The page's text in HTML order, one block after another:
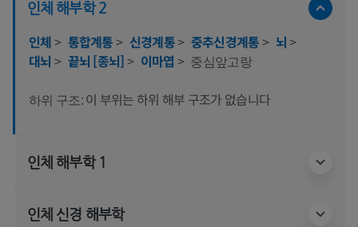
인체 해부학 2
인체> 통합계통> 신경계통> 중추신경계통> 뇌>
대뇌 > 끝뇌 [종뇌]> 이마엽 > 중심앞고랑
하위 구조: 이 부위는 하위 해부 구조가 없습니다
인체 해부학 1
인체 신경 해부학